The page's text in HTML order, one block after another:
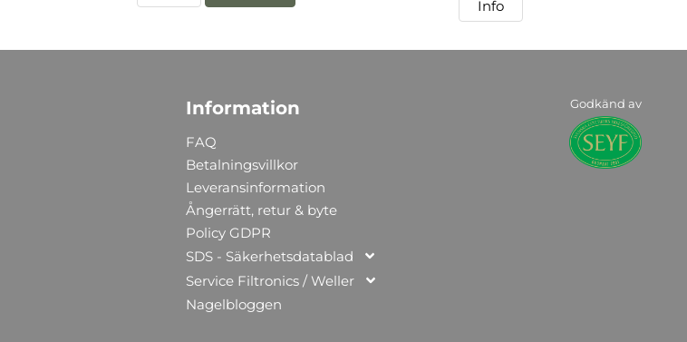
Info
Information
FAQ
Betalningsvillkor
Leveransinformation
Ångerrätt, retur & byte
Policy GDPR
SDS - Säkerhetsdatablad
Service Filtronics / Weller
Nagelbloggen
Godkänd av